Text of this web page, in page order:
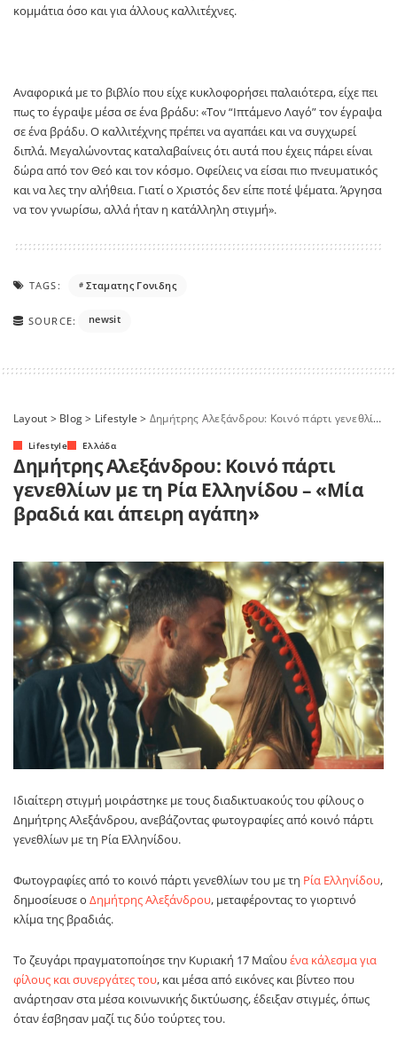
κομμάτια όσο και για άλλους καλλιτέχνες.
Αναφορικά με το βιβλίο που είχε κυκλοφορήσει παλαιότερα, είχε πει
πως το έγραψε μέσα σε ένα βράδυ: «Τον “Ιπτάμενο Λαγό” τον έγραψα
σε ένα βράδυ. Ο καλλιτέχνης πρέπει να αγαπάει και να συγχωρεί
διπλά. Μεγαλώνοντας καταλαβαίνεις ότι αυτά που έχεις πάρει είναι
δώρα από τον Θεό και τον κόσμο. Οφείλεις να είσαι πιο πνευματικός
και να λες την αλήθεια. Γιατί ο Χριστός δεν είπε ποτέ ψέματα. Άργησα
να τον γνωρίσω, αλλά ήταν η κατάλληλη στιγμή».
TAGS: Σταματης Γονιδης
SOURCE: newsit
Layout > Blog> Lifestyle > Δημήτρης Αλεξάνδρου: Κοινό πάρτι γενεθλίων με τη Ρία Ελληνίδου – «Μία βραδιά και άπειρη αγάπη»
Lifestyle Ελλάδα
Δημήτρης Αλεξάνδρου: Κοινό πάρτι
γενεθλίων με τη Ρία Ελληνίδου – «Μία
βραδιά και άπειρη αγάπη»
Ιδιαίτερη στιγμή μοιράστηκε με τους διαδικτυακούς του φίλους ο
Δημήτρης Αλεξάνδρου, ανεβάζοντας φωτογραφίες από κοινό πάρτι
γενεθλίων με τη Ρία Ελληνίδου.
Φωτογραφίες από το κοινό πάρτι γενεθλίων του με τη Ρία Ελληνίδου,
δημοσίευσε ο Δημήτρης Αλεξάνδρου, μεταφέροντας το γιορτινό
κλίμα της βραδιάς.
Το ζευγάρι πραγματοποίησε την Κυριακή 17 Μαΐουένα κάλεσμα για
φίλους και συνεργάτες του, και μέσα από εικόνες και βίντεο που
ανάρτησαν στα μέσα κοινωνικής δικτύωσης, έδειξαν στιγμές, όπως
όταν έσβησαν μαζί τις δύο τούρτες του.